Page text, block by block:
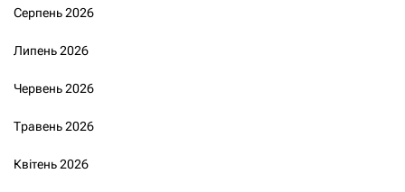
Серпень 2026
Липень 2026
Червень 2026
Травень 2026
Квітень 2026